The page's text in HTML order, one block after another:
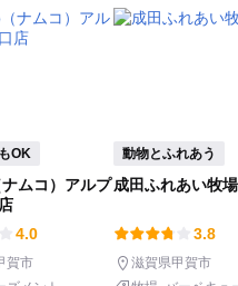
植物園・フラワーパー
ク
自然景観
農業体験
社会見学
OK
ムコ）アルプ
4.0
賀市
動物とふれあう
成田ふれあい牧場
3.8
滋賀県甲賀市